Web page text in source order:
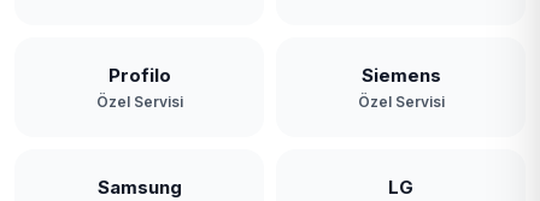
Profilo
Özel Servisi
Siemens
Özel Servisi
Samsung LG